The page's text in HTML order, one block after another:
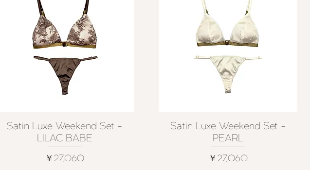
クイックビュー
Satin Luxe Weekend Set -
LILAC BABE
価格
￥27,060
クイックビュー
Satin Luxe Weekend Set -
PEARL
価格
￥27,060